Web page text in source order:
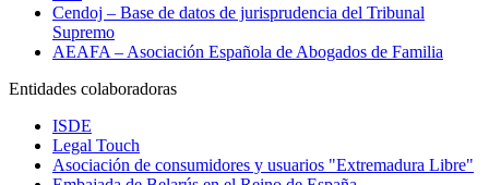
Cendoj – Base de datos de jurisprudencia del Tribunal
Supremo
AEAFA – Asociación Española de Abogados de Familia
Entidades colaboradoras
ISDE
Legal Touch
Asociación de consumidores y usuarios "Extremadura Libre"